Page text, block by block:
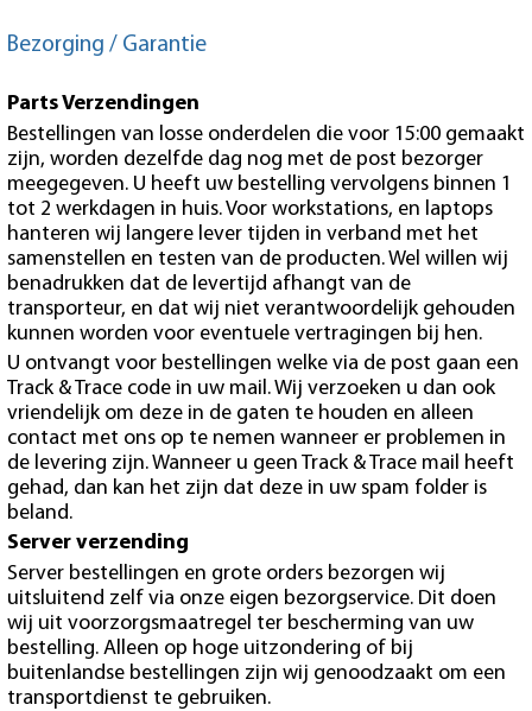
Bezorging / Garantie
Parts Verzendingen
Bestellingen van losse onderdelen die voor 15:00 gemaakt
zijn, worden dezelfde dag nog met de post bezorger
meegegeven. U heeft uw bestelling vervolgens binnen 1
tot 2 werkdagen in huis. Voor workstations, en laptops
hanteren wij langere lever tijden in verband met het
samenstellen en testen van de producten. Wel willen wij
benadrukken dat de levertijd afhangt van de
transporteur, en dat wij niet verantwoordelijk gehouden
kunnen worden voor eventuele vertragingen bij hen.
U ontvangt voor bestellingen welke via de post gaan een
Track & Trace code in uw mail. Wij verzoeken u dan ook
vriendelijk om deze in de gaten te houden en alleen
contact met ons op te nemen wanneer er problemen in
de levering zijn. Wanneer u geen Track & Trace mail heeft
gehad, dan kan het zijn dat deze in uw spam folder is
beland.
Server verzending
Server bestellingen en grote orders bezorgen wij
uitsluitend zelf via onze eigen bezorgservice. Dit doen
wij uit voorzorgsmaatregel ter bescherming van uw
bestelling. Alleen op hoge uitzondering of bij
buitenlandse bestellingen zijn wij genoodzaakt om een
transportdienst te gebruiken.